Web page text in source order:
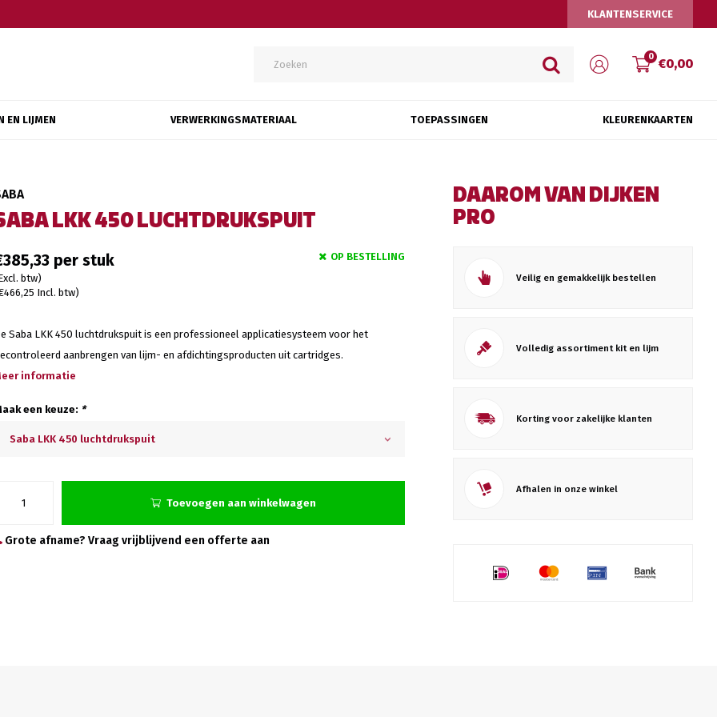
KLANTENSERVICE
0 €0,00
EN LIJMEN VERWERKINGSMATERIAAL TOEPASSINGEN KLEURENKAARTEN
LKK 450 LUCHTDRUKSPUIT
btw)
Incl. btw)
OP BESTELLING
Saba LKK 450 luchtdrukspuit is een professioneel applicatiesysteem voor het
aanbrengen van lijm- en afdichtingsproducten uit cartridges.
informatie
een keuze: *
Saba LKK 450 luchtdrukspuit
Toevoegen aan winkelwagen
Grote afname? Vraag vrijblijvend een offerte aan
DAAROM VAN DIJKEN
PRO
Veilig en gemakkelijk bestellen
Volledig assortiment kit en lijm
Korting voor zakelijke klanten
Afhalen in onze winkel